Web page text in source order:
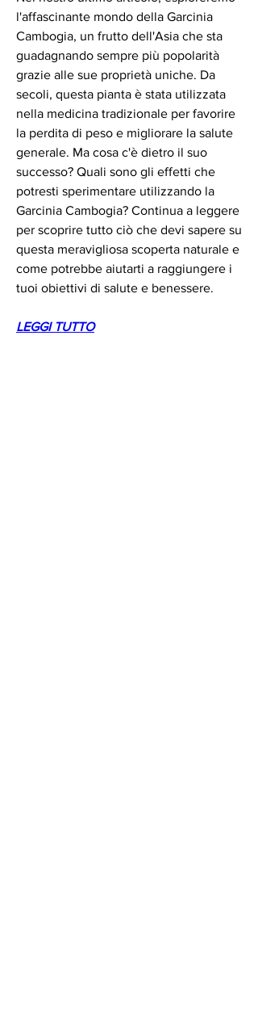
l'affascinante mondo della Garcinia
Cambogia, un frutto dell'Asia che sta
guadagnando sempre più popolarità
grazie alle sue proprietà uniche. Da
secoli, questa pianta è stata utilizzata
nella medicina tradizionale per favorire
la perdita di peso e migliorare la salute
generale. Ma cosa c'è dietro il suo
successo? Quali sono gli effetti che
potresti sperimentare utilizzando la
Garcinia Cambogia? Continua a leggere
per scoprire tutto ciò che devi sapere su
questa meravigliosa scoperta naturale e
come potrebbe aiutarti a raggiungere i
tuoi obiettivi di salute e benessere.
LEGGI TUTTO